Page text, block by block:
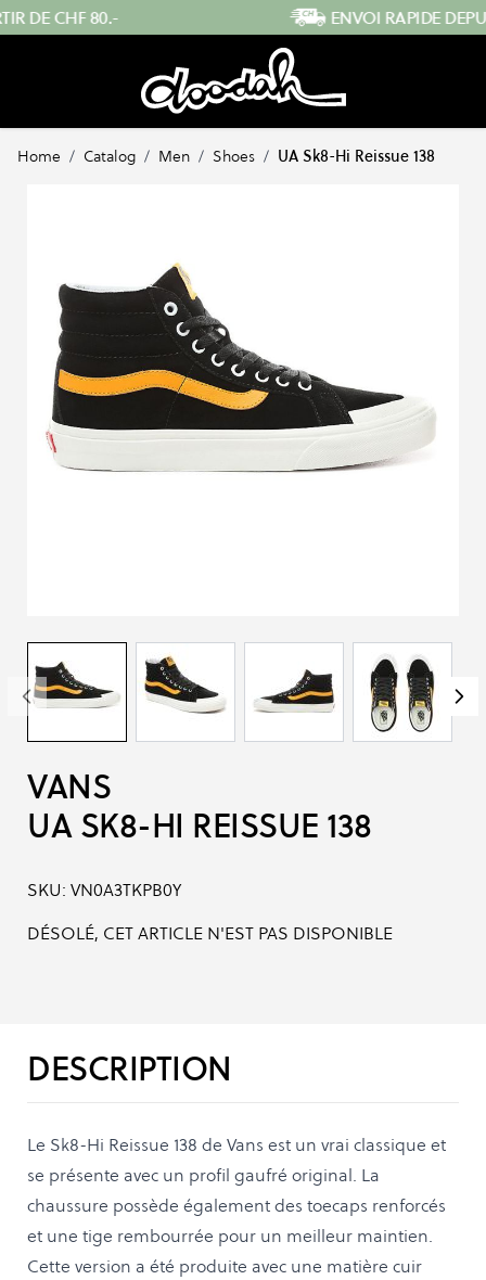
Skip to Content
ENVOI RAPIDE DEPUIS LA SUISSE
Home / Catalog / Men / Shoes / UA Sk8-Hi Reissue 138
VANS
UA SK8-HI REISSUE 138
SKU: VN0A3TKPB0Y
DÉSOLÉ, CET ARTICLE N'EST PAS DISPONIBLE
DESCRIPTION
Le Sk8-Hi Reissue 138 de Vans est un vrai classique et
se présente avec un profil gaufré original. La
chaussure possède également des toecaps renforcés
et une tige rembourrée pour un meilleur maintien.
Cette version a été produite avec une matière cuir